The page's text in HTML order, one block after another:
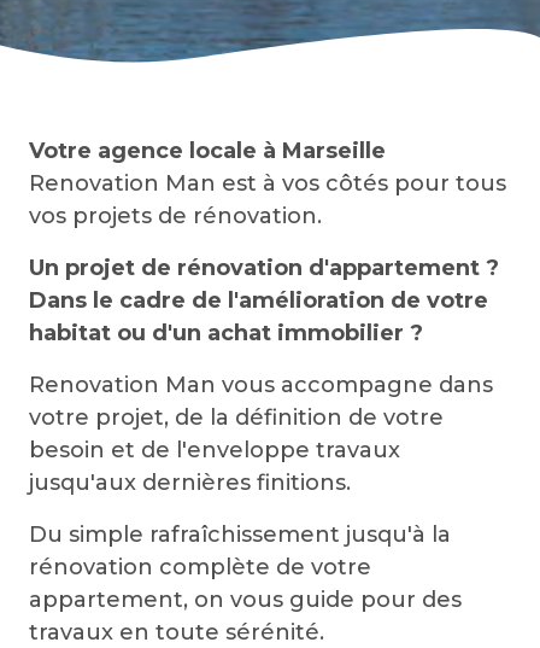
Votre agence locale à Marseille
Renovation Man est à vos côtés pour tous
vos projets de rénovation.
Un projet de rénovation d'appartement ?
Dans le cadre de l'amélioration de votre
habitat ou d'un achat immobilier ?
Renovation Man vous accompagne dans
votre projet, de la définition de votre
besoin et de l'enveloppe travaux
jusqu'aux dernières finitions.
Du simple rafraîchissement jusqu'à la
rénovation complète de votre
appartement, on vous guide pour des
travaux en toute sérénité.